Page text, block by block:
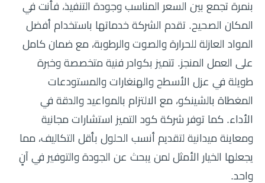
بنمرة تجمع بين السعر المناسب وجودة التنفيذ، فأنت في
المكان الصحيح. تقدم الشركة خدماتها باستخدام أفضل
المواد العازلة للحرارة والصوت والرطوبة، مع ضمان كامل
على العمل المنجز. تتميز بكوادر فنية متخصصة وخبرة
طويلة في عزل الأسطح والهنغارات والمستودعات
المغطاة بالشينكو، مع الالتزام بالمواعيد والدقة في
الأداء. كما توفر شركة كود التميز استشارات مجانية
ومعاينة ميدانية لتقديم أنسب الحلول بأقل التكاليف، مما
يجعلها الخيار الأمثل لمن يبحث عن الجودة والتوفير في آنٍ
واحد.